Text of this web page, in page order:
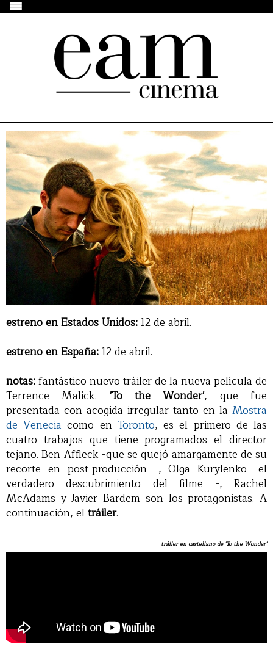
estreno en Estados Unidos:12 de abril.
estreno en España:12 de abril.
notas:fantástico nuevo tráiler de la nueva película de
Terrence Malick. 'To the Wonder', que fue
presentada con acogida irregular tanto en la Mostra
de Venecia como en Toronto, es el primero de las
cuatro trabajos que tiene programados el director
tejano. Ben Affleck -que se quejó amargamente de su
recorte en post-producción -, Olga Kurylenko -el
verdadero descubrimiento del filme -, Rachel
McAdams y Javier Bardem son los protagonistas. A
continuación, eltráiler.
tráiler en castellano de 'To the Wonder'